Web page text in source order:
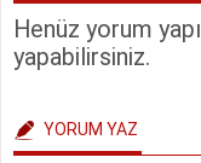
Henüz yorum
yapabilirsiniz.
YORUM YAZ